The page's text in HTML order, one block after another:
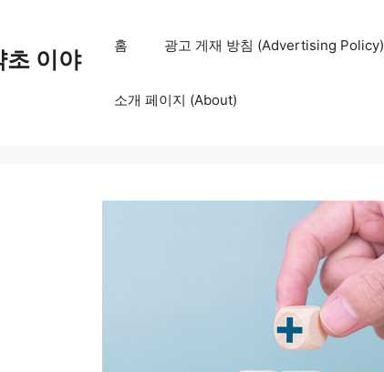
초 이야
홈 광고 게재 방침 (Advertising Policy)
소개 페이지 (About)